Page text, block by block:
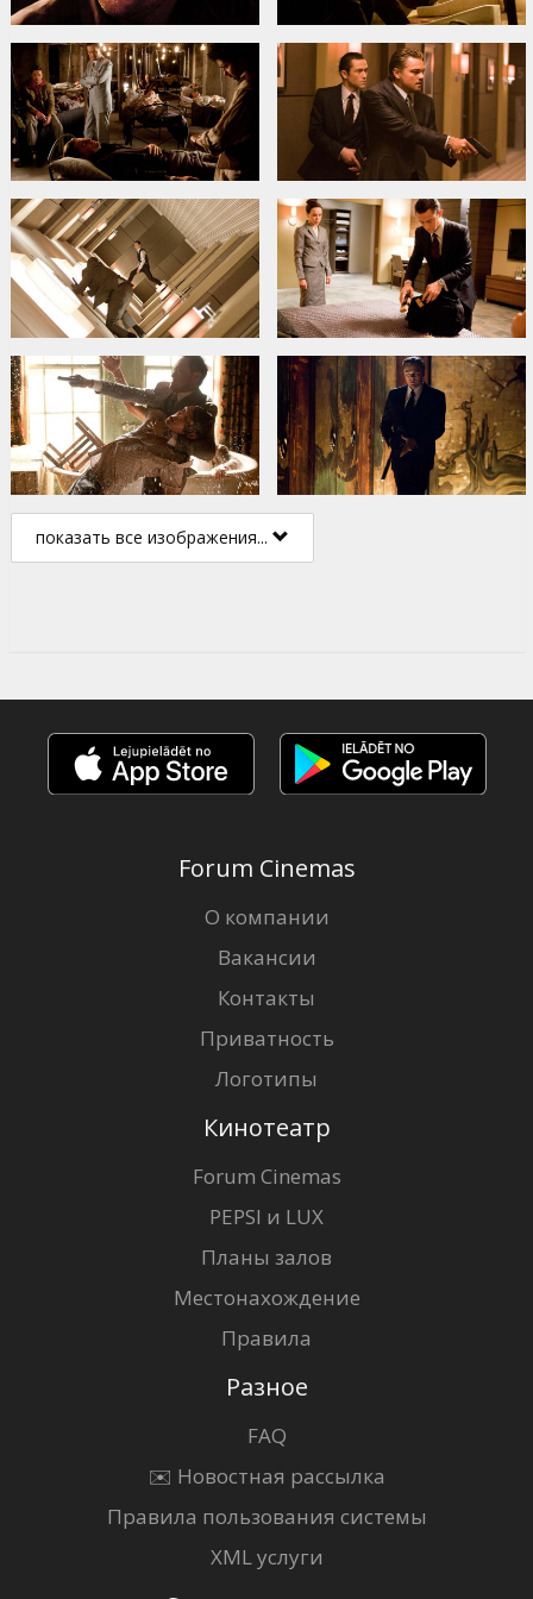
показать все изображения...
Forum Cinemas
О компании
Вакансии
Контакты
Приватность
Логотипы
Кинотеатр
Forum Cinemas
PEPSI и LUX
Планы залов
Местонахождение
Правила
Разное
FAQ
✉️ Новостная рассылка
Правила пользования системы
XML услуги